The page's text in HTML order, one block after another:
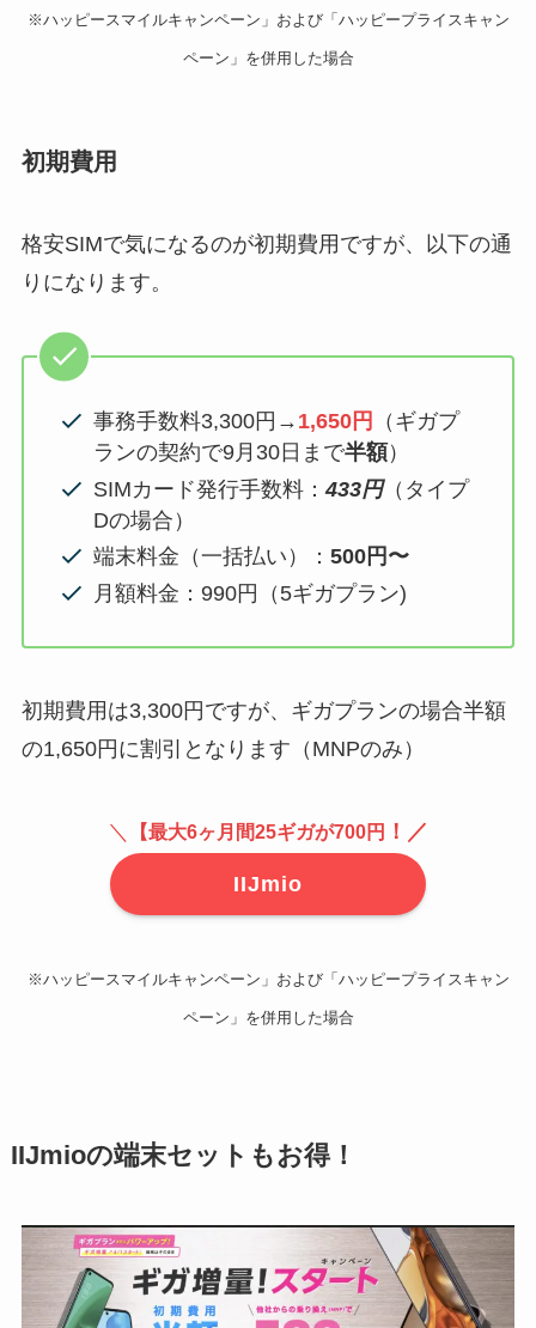
※ハッピースマイルキャンペーン」および「ハッピープライスキャン
ペーン」を併用した場合
初期費用
格安SIMで気になるのが初期費用ですが、以下の通
りになります。
事務手数料3,300円→ 1,650円
（ギガプ
ランの契約で9月30日まで半額）
SIMカード発行手数料：433円（タイプ
Dの場合）
端末料金（一括払い）：500円〜
月額料金：990円（5ギガプラン)
初期費用は3,300円ですが、ギガプランの場合半額
の1,650円に割引となります（MNPのみ）
＼ 【最大6ヶ月間25ギガが700円 ！／
IIJmio
※ハッピースマイルキャンペーン」および「ハッピープライスキャン
ペーン」を併用した場合
IIJmioの端末セットもお得！